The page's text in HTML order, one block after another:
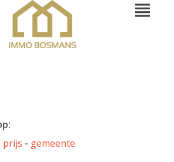
prijs - gemeente